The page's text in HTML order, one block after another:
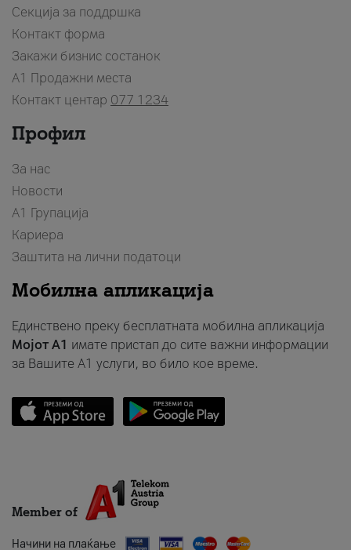
Секција за поддршка
Контакт форма
Закажи бизнис состанок
A1 Продажни места
Контакт центар 077 1234
Профил
За нас
Новости
А1 Групација
Кариера
Заштита на лични податоци
Мобилна апликација
Единствено преку бесплатната мобилна апликација
Мојот A1 имате пристап до сите важни информации
за Вашите A1 услуги, во било кое време.
Member of
Начини на плаќање